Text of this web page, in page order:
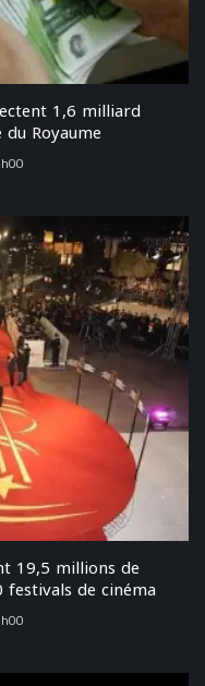
1,6 milliard
du Royaume
19,5 millions de
festivals de cinéma